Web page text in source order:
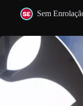
Sem